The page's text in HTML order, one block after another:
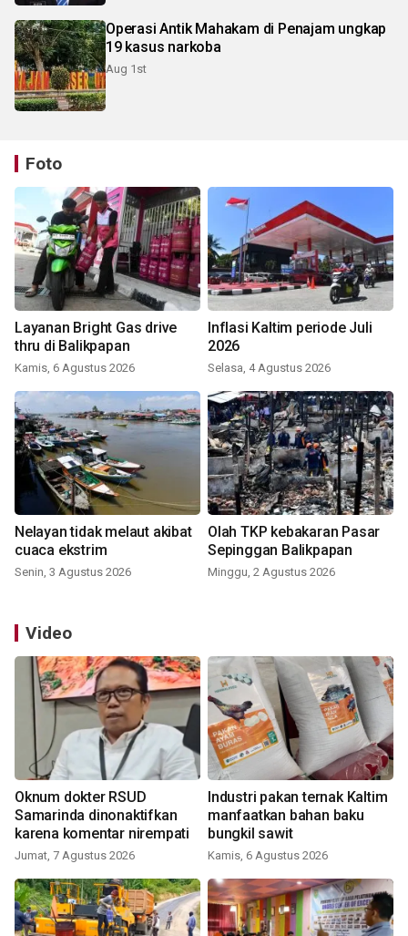
Operasi Antik Mahakam di Penajam ungkap
19 kasus narkoba
Aug 1st
Foto
Layanan Bright Gas drive
thru di Balikpapan
Kamis, 6 Agustus 2026
Inflasi Kaltim periode Juli
2026
Selasa, 4 Agustus 2026
Nelayan tidak melaut akibat
cuaca ekstrim
Senin, 3 Agustus 2026
Olah TKP kebakaran Pasar
Sepinggan Balikpapan
Minggu, 2 Agustus 2026
Video
Oknum dokter RSUD
Samarinda dinonaktifkan
karena komentar nirempati
Jumat, 7 Agustus 2026
Industri pakan ternak Kaltim
manfaatkan bahan baku
bungkil sawit
Kamis, 6 Agustus 2026